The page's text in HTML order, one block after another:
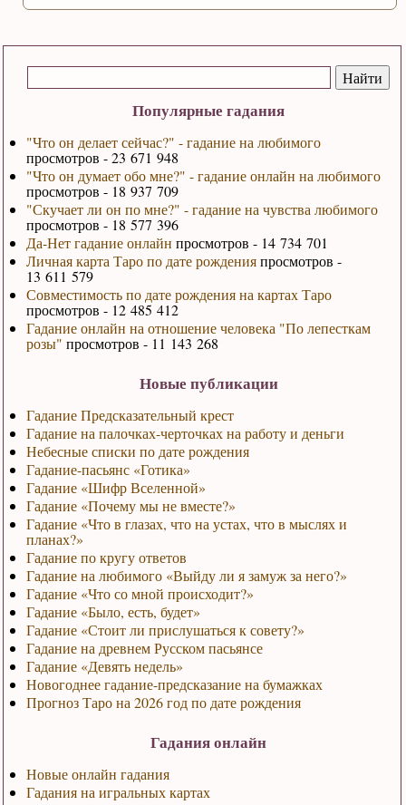
Популярные гадания
"Что он делает сейчас?" - гадание на любимого
просмотров - 23 671 948
"Что он думает обо мне?" - гадание онлайн на любимого
просмотров - 18 937 709
"Скучает ли он по мне?" - гадание на чувства любимого
просмотров - 18 577 396
Да-Нет гадание онлайн просмотров - 14 734 701
Личная карта Таро по дате рожденияпросмотров -
13 611 579
Совместимость по дате рождения на картах Таро
просмотров - 12 485 412
Гадание онлайн на отношение человека "По лепесткам
розы" просмотров - 11 143 268
Новые публикации
Гадание Предсказательный крест
Гадание на палочках-черточках на работу и деньги
Небесные списки по дате рождения
Гадание-пасьянс «Готика»
Гадание «Шифр Вселенной»
Гадание «Почему мы не вместе?»
Гадание «Что в глазах, что на устах, что в мыслях и
планах?»
Гадание по кругу ответов
Гадание на любимого «Выйду ли я замуж за него?»
Гадание «Что со мной происходит?»
Гадание «Было, есть, будет»
Гадание «Стоит ли прислушаться к совету?»
Гадание на древнем Русском пасьянсе
Гадание «Девять недель»
Новогоднее гадание-предсказание на бумажках
Прогноз Таро на 2026 год по дате рождения
Гадания онлайн
Новые онлайн гадания
Гадания на игральных картах